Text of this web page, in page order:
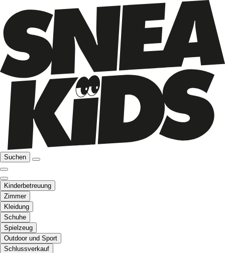
Suchen
Kinderbetreuung
Zimmer
Kleidung
Schuhe
Spielzeug
Outdoor und Sport
Schlussverkauf